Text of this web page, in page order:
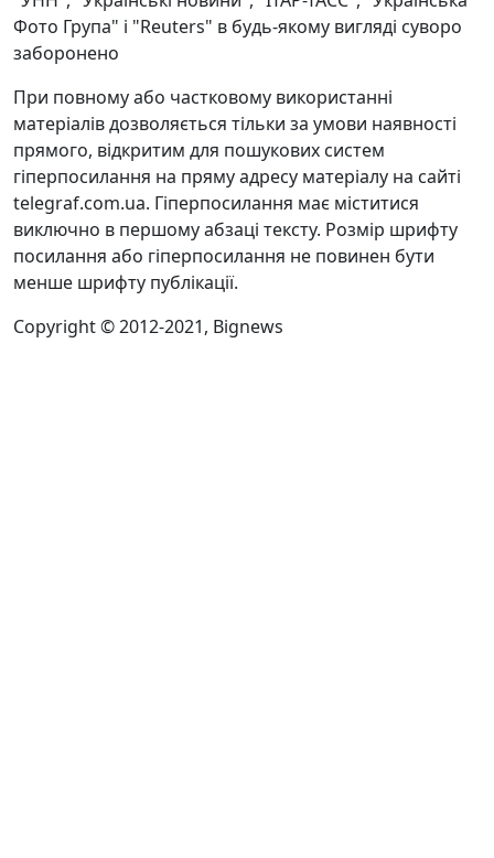
Фото Група" і "Reuters" в будь-якому вигляді суворо
заборонено
При повному або частковому використанні
матеріалів дозволяється тільки за умови наявності
прямого, відкритим для пошукових систем
гіперпосилання на пряму адресу матеріалу на сайті
telegraf.com.ua. Гіперпосилання має міститися
виключно в першому абзаці тексту. Розмір шрифту
посилання або гіперпосилання не повинен бути
менше шрифту публікації.
Copyright © 2012-2021, Bignews